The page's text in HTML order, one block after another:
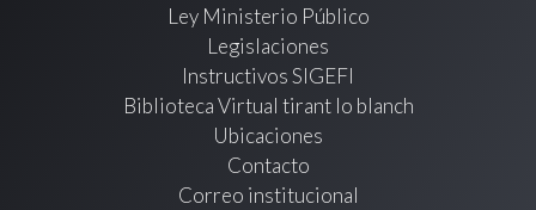
Ley Ministerio Público
Legislaciones
Instructivos SIGEFI
Biblioteca Virtual tirant lo blanch
Ubicaciones
Contacto
Correo institucional